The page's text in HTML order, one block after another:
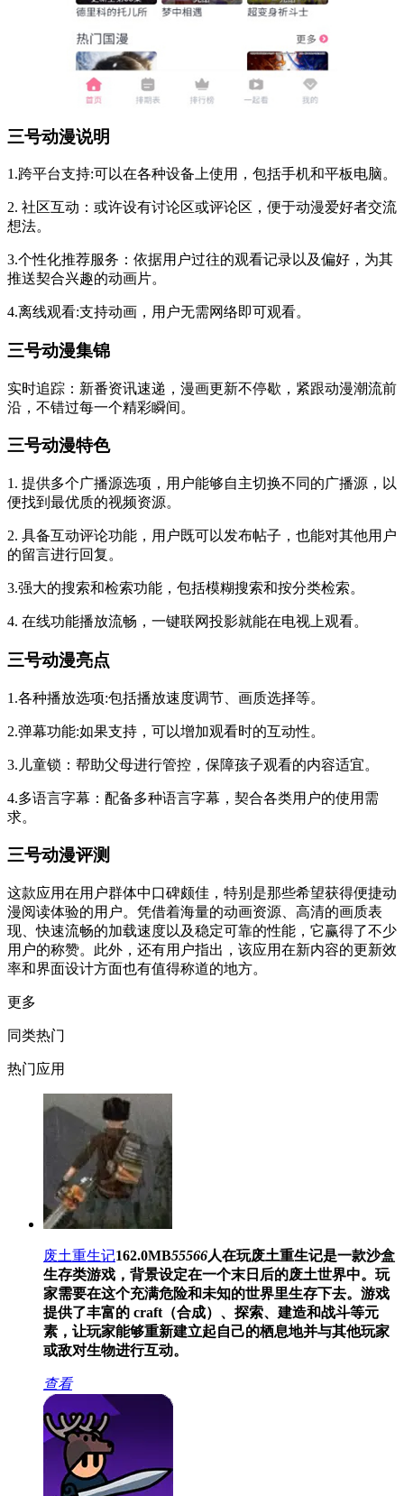
三号动漫说明
1.跨平台支持:可以在各种设备上使用，包括手机和平板电脑。
2. 社区互动：或许设有讨论区或评论区，便于动漫爱好者交流
想法。
3.个性化推荐服务：依据用户过往的观看记录以及偏好，为其
推送契合兴趣的动画片。
4.离线观看:支持动画，用户无需网络即可观看。
三号动漫集锦
实时追踪：新番资讯速递，漫画更新不停歇，紧跟动漫潮流前
沿，不错过每一个精彩瞬间。
三号动漫特色
1. 提供多个广播源选项，用户能够自主切换不同的广播源，以
便找到最优质的视频资源。
2. 具备互动评论功能，用户既可以发布帖子，也能对其他用户
的留言进行回复。
3.强大的搜索和检索功能，包括模糊搜索和按分类检索。
4. 在线功能播放流畅，一键联网投影就能在电视上观看。
三号动漫亮点
1.各种播放选项:包括播放速度调节、画质选择等。
2.弹幕功能:如果支持，可以增加观看时的互动性。
3.儿童锁：帮助父母进行管控，保障孩子观看的内容适宜。
4.多语言字幕：配备多种语言字幕，契合各类用户的使用需
求。
三号动漫评测
这款应用在用户群体中口碑颇佳，特别是那些希望获得便捷动
漫阅读体验的用户。凭借着海量的动画资源、高清的画质表
现、快速流畅的加载速度以及稳定可靠的性能，它赢得了不少
用户的称赞。此外，还有用户指出，该应用在新内容的更新效
率和界面设计方面也有值得称道的地方。
更多
同类热门
热门应用
废土重生记162.0MB55566人在玩废土重生记是一款沙盒
生存类游戏，背景设定在一个末日后的废土世界中。玩
家需要在这个充满危险和未知的世界里生存下去。游戏
提供了丰富的 craft（合成）、探索、建造和战斗等元
素，让玩家能够重新建立起自己的栖息地并与其他玩家
或敌对生物进行互动。
查看